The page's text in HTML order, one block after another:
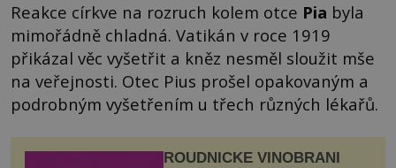
Reakce církve na rozruch kolem otce Pia byla
mimořádně chladná. Vatikán v roce 1919
přikázal věc vyšetřit a kněz nesměl sloužit mše
na veřejnosti. Otec Pius prošel opakovaným a
podrobným vyšetřením u třech různých lékařů.
ROUDNICKÉ VINOBRANÍ